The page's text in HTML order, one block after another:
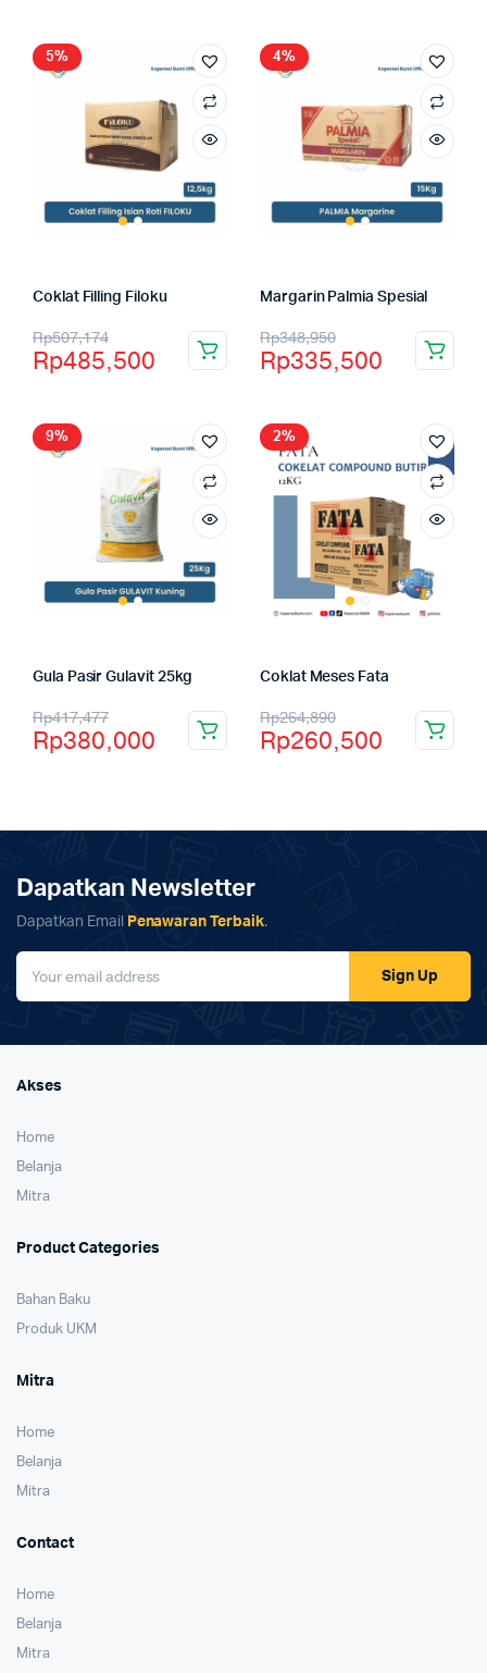
5%
Coklat Filling Filoku
Rp507,174
Rp485,500
4%
Margarin Palmia Spesial
Rp348,950
Rp335,500
9%
Gula Pasir Gulavit 25kg
Rp417,477
Rp380,000
2%
Coklat Meses Fata
Rp264,890
Rp260,500
Dapatkan Newsletter
Dapatkan Email Penawaran Terbaik.
Sign Up
Akses
Home
Belanja
Mitra
Product Categories
Bahan Baku
Produk UKM
Mitra
Home
Belanja
Mitra
Contact
Home
Belanja
Mitra